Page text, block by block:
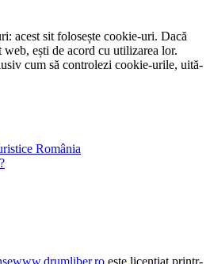
acest sit folosește cookie-uri. Dacă
ești de acord cu utilizarea lor.
cum să controlezi cookie-urile, uită-
România
www.drumliber.ro este licenţiat printr-